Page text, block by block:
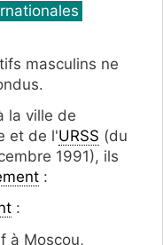
masculins ne
la ville de
et de l'URSS (du
1991), ils
:
:
à Moscou,